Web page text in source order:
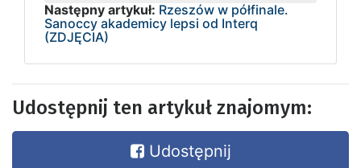
Następny artykuł: Rzeszów w półfinale.
Sanoccy akademicy lepsi od Interq
(ZDJĘCIA)
Udostępnij ten artykuł znajomym:
Udostępnij